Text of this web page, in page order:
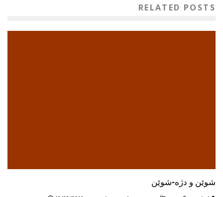
RELATED POSTS
شوێن و دژە-شوێن